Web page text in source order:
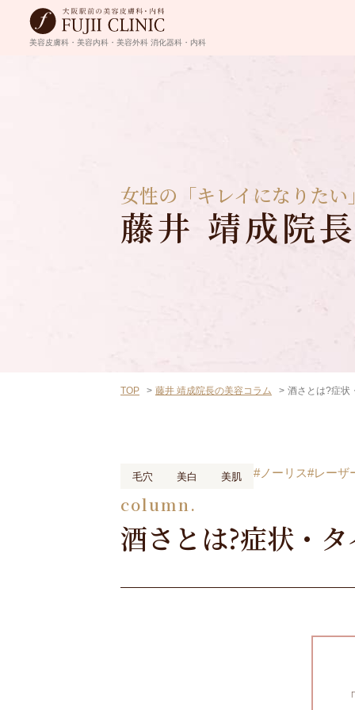
美容皮膚科・美容内科・美容外科 消化器科・内科
女性の「キレイになりた
藤井 靖成院
TOP 藤井 靖成院長の美容コラム 酒さとは?症状
毛穴 美白 美肌 #ノーリス#レーザ
column.
酒さとは?症状・